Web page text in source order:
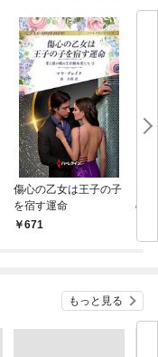
傷心の乙女は王子の子
を宿す運命
671
な
の
もっと見る